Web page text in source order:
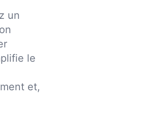
un
le
et,